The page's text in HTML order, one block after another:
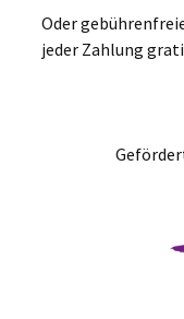
Oder
jeder Zahlung